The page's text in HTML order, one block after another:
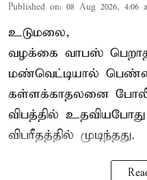
Published on: 08 Aug 2026, 4:06
உடுமலை,
வழக்கை வாபஸ்
மண்வெட்டியால்
கள்ளக்காதலனை
விபத்தில்
விபரீதத்தில் முடிந்தது.